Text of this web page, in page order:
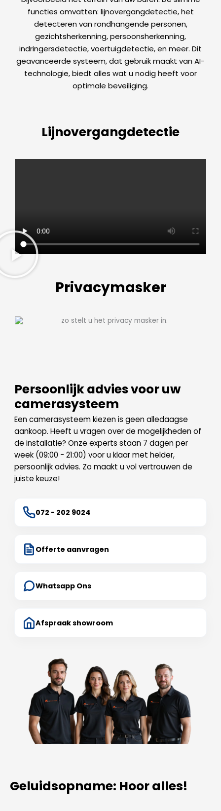
functies omvatten: lijnovergangdetectie, het
detecteren van rondhangende personen,
gezichtsherkenning, persoonsherkenning,
indringersdetectie, voertuigdetectie, en meer. Dit
geavanceerde systeem, dat gebruik maakt van AI-
technologie, biedt alles wat u nodig heeft voor
optimale beveiliging.
Lijnovergangdetectie
Privacymasker
Persoonlijk advies voor uw
camerasysteem
Een camerasysteem kiezen is geen alledaagse
aankoop. Heeft u vragen over de mogelijkheden of
de installatie? Onze experts staan 7 dagen per
week (09:00 - 21:00) voor u klaar met helder,
persoonlijk advies. Zo maakt u vol vertrouwen de
juiste keuze!
072 - 202 9024
Offerte aanvragen
Whatsapp Ons
Afspraak showroom
Geluidsopname: Hoor alles!